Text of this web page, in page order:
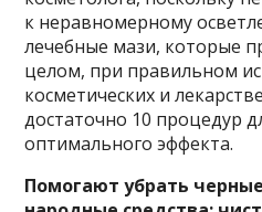
к неравномерному
лечебные мази, которые
целом, при правильном
косметических и
достаточно 10 процедур
оптимального эффекта.
Помогают убрать